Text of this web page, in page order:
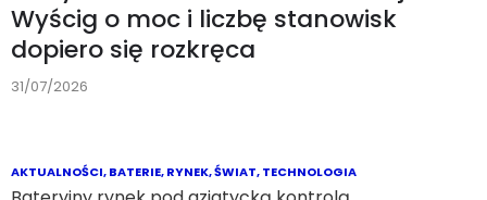
Łódzkie uruchomiło system zarządzania ruchem
Jedna platforma zintegruje wiele
danych. Monitoring za 5,5 mln złotych